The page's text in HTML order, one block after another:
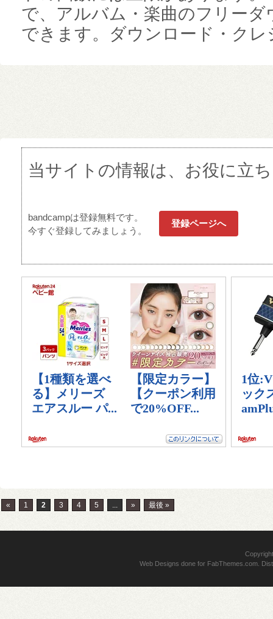
で、アルバム・楽曲のフリー
できます。ダウンロード・ク
当サイトの情報は、お役に立
bandcampは登録無料です。
今すぐ登録してみましょう。
登録ページへ
« 1 2 3 4 5 ... » 最後 »
Web Designs done for FabThemes.com .